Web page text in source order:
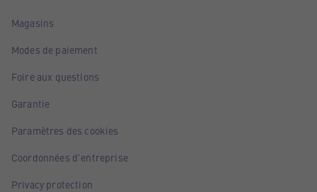
Magasins
Modes de paiement
Foire aux questions
Garantie
Paramètres des cookies
Coordonnées d'entreprise
Privacy protection